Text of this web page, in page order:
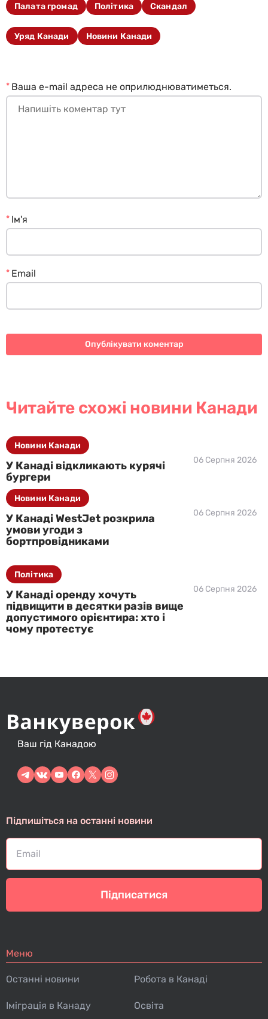
Палата громад Політика Скандал
Уряд Канади Новини Канади
Ваша e-mail адреса не оприлюднюватиметься.
*
Ім'я
*
Email
*
Читайте схожі новини Канади
У Канаді відкликають курячі
бургери
06 Серпня 2026
Новини Канади
У Канаді WestJet розкрила
умови угоди з
бортпровідниками
06 Серпня 2026
Новини Канади
У Канаді оренду хочуть
підвищити в десятки разів вище
допустимого орієнтира: хто і
чому протестує
06 Серпня 2026
Політика
Ваш гід Канадою
Підпишіться на останні новини
Підписатися
Меню
Останні новини
Іміграція в Канаду
Робота в Канаді
Освіта